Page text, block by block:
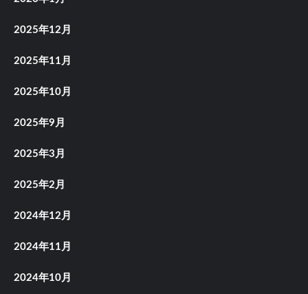
2025年12月
2025年11月
2025年10月
2025年9月
2025年3月
2025年2月
2024年12月
2024年11月
2024年10月